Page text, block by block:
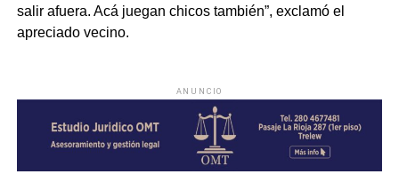
salir afuera. Acá juegan chicos también”, exclamó el
apreciado vecino.
ANUNCIO